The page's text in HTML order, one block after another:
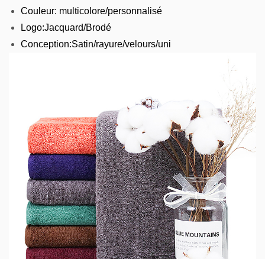
Couleur: multicolore/personnalisé
Logo:Jacquard/Brodé
Conception:Satin/rayure/velours/uni